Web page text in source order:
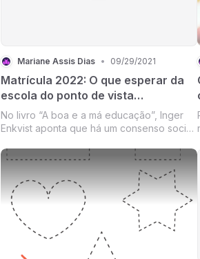
Mariane Assis Dias • 09/29/2021
Matrícula 2022: O que esperar da
escola do ponto de vista
pedagógico?
No livro “A boa e a má educação”, Inger
Enkvist aponta que há um consenso social
sociedade, no entanto, “abundam os
lugares-comuns fomentados pelas
tendências pedagógicas construtivistas,
predominantes em...